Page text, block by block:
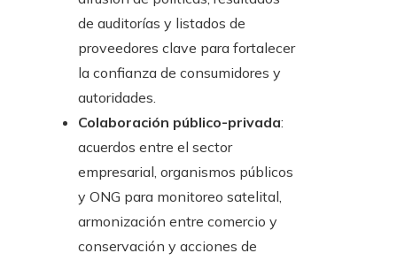
de auditorías y listados de
proveedores clave para fortalecer
la confianza de consumidores y
autoridades.
Colaboración público-privada:
acuerdos entre el sector
empresarial, organismos públicos
y ONG para monitoreo satelital,
armonización entre comercio y
conservación y acciones de